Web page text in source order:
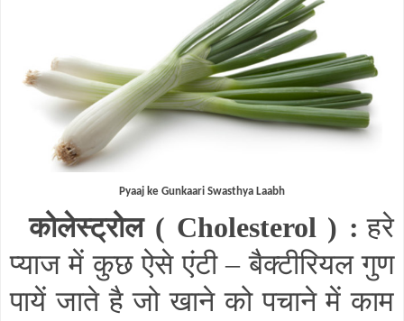
Pyaaj ke Gunkaari Swasthya Laabh
कोलेस्ट्रोल ( Cholesterol ) : हरे
प्याज में कुछ ऐसे एंटी–बैक्टीरियल गुण
पायें जाते है जो खाने को पचाने में काम